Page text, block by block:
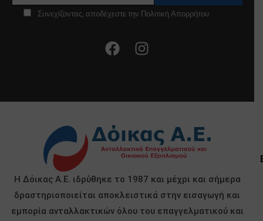
Συνεχίζοντας, αποδέχεστε την Πολιτική Απορρήτου
Η Δόικας Α.Ε. ιδρύθηκε το 1987 και μέχρι και σήμερα
δραστηριοποιείται αποκλειστικά στην εισαγωγή και
εμπορία ανταλλακτικών όλου του επαγγελματικού και